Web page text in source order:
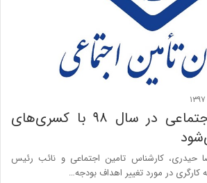
سازمان تامین اجتماعی در سال ۹۸ با کسری‌های
حیدری، کارشناس تامین اجتماعی و نائب رئیس
کارگری در مورد تغییر اهداف بودجه…